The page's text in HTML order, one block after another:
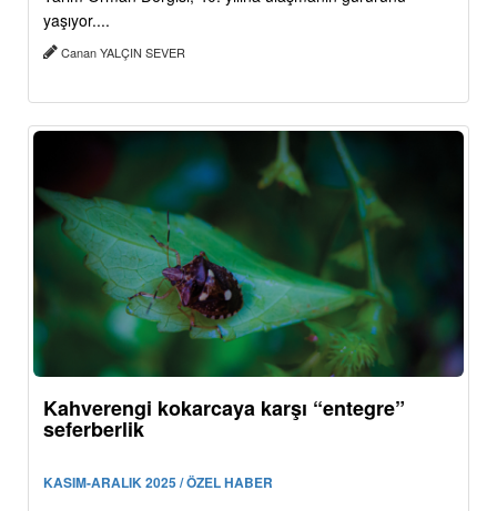
yaşıyor....
Canan YALÇIN SEVER
Kahverengi kokarcaya karşı “entegre”
seferberlik
KASIM-ARALIK 2025 / ÖZEL HABER